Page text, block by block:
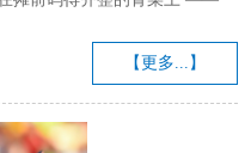
东，三十年河西”，这话从前
扎在菜场里，才真正品出其中
傲，总觉得日子该有更大的奔
【更多...】